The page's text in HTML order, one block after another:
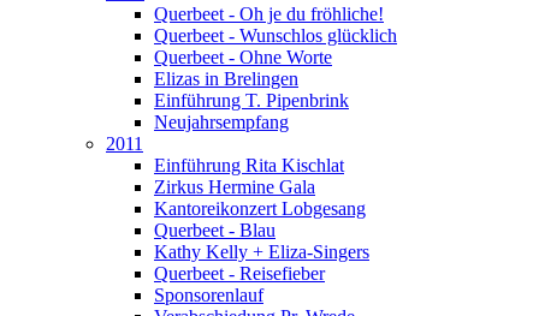
Querbeet - Oh je du fröhliche!
Querbeet - Wunschlos glücklich
Querbeet - Ohne Worte
Elizas in Brelingen
Einführung T. Pipenbrink
Neujahrsempfang
2011
Einführung Rita Kischlat
Zirkus Hermine Gala
Kantoreikonzert Lobgesang
Querbeet - Blau
Kathy Kelly + Eliza-Singers
Querbeet - Reisefieber
Sponsorenlauf